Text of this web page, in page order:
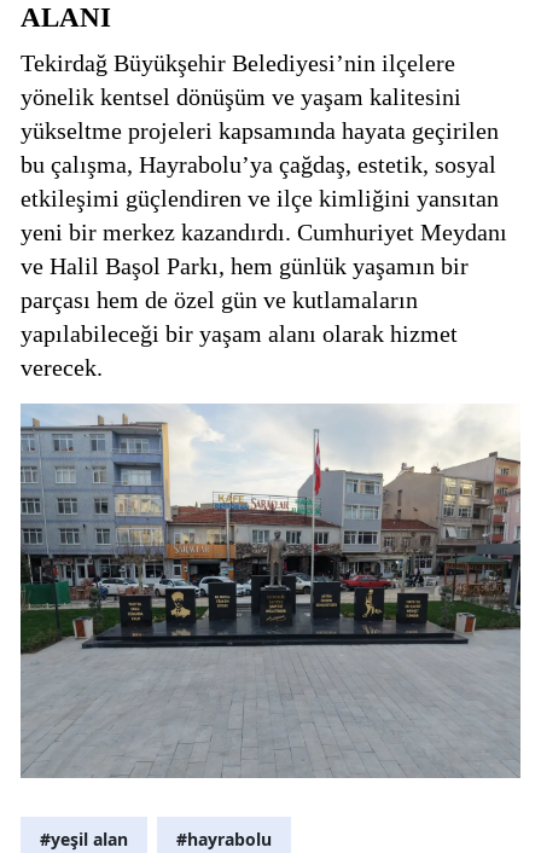
ALANI
Tekirdağ Büyükşehir Belediyesi’nin ilçelere
yönelik kentsel dönüşüm ve yaşam kalitesini
yükseltme projeleri kapsamında hayata geçirilen
bu çalışma, Hayrabolu’ya çağdaş, estetik, sosyal
etkileşimi güçlendiren ve ilçe kimliğini yansıtan
yeni bir merkez kazandırdı. Cumhuriyet Meydanı
ve Halil Başol Parkı, hem günlük yaşamın bir
parçası hem de özel gün ve kutlamaların
yapılabileceği bir yaşam alanı olarak hizmet
verecek.
#yeşil alan #hayrabolu